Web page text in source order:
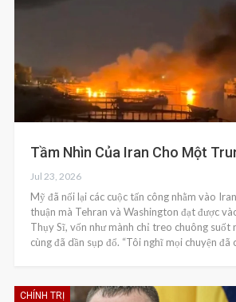
Tầm Nhìn Của Iran Cho Một
Jul 23, 2026
Mỹ đã nối lại các cuộc tấn công nhằm vào
thuận mà Tehran và Washington đạt được
Thụy Sĩ, vốn như mành chỉ treo chuông suốt
cùng đã dần sụp đổ. “Tôi nghĩ mọi chuyện đã
CHÍNH TRỊ